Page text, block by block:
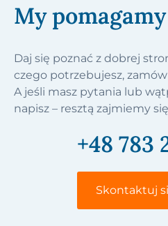
My
Daj się poznać z dobrej
czego potrzebujesz,
A jeśli masz pytania lub
napisz – resztą zajmiemy
+48 783
Skontaktuj